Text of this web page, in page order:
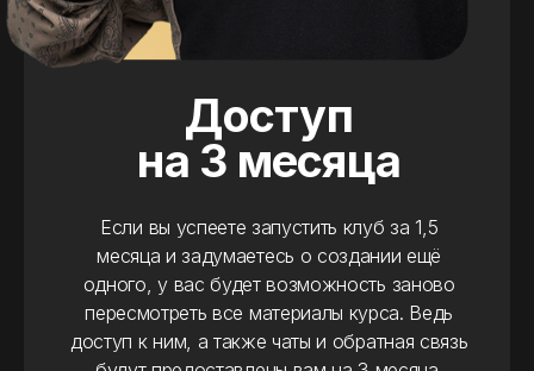
Доступ
на 3 месяца
Если вы успеете запустить клуб за 1,5
месяца и задумаетесь о создании ещё
одного, у вас будет возможность заново
пересмотреть все материалы курса. Ведь
доступ к ним, а также чаты и обратная связь